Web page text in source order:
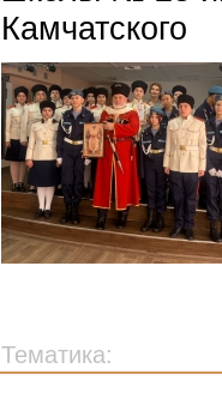
Камчатского
Тематика: